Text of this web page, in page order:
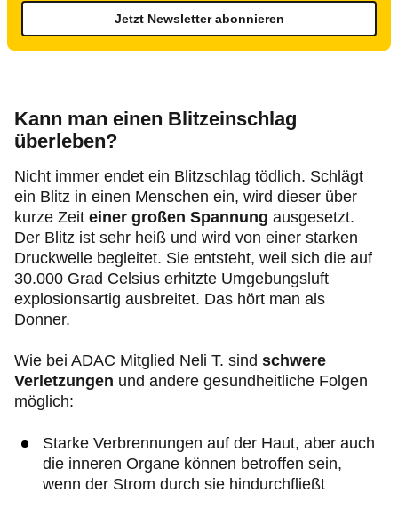
Jetzt Newsletter abonnieren
Kann man einen Blitzeinschlag
überleben?
Nicht immer endet ein Blitzschlag tödlich. Schlägt
ein Blitz in einen Menschen ein, wird dieser über
kurze Zeit einer großen Spannung ausgesetzt.
Der Blitz ist sehr heiß und wird von einer starken
Druckwelle begleitet. Sie entsteht, weil sich die auf
30.000 Grad Celsius erhitzte Umgebungsluft
explosionsartig ausbreitet. Das hört man als
Donner.
Wie bei ADAC Mitglied Neli T. sind schwere
Verletzungen und andere gesundheitliche Folgen
möglich:
Starke Verbrennungen auf der Haut, aber auch
die inneren Organe können betroffen sein,
wenn der Strom durch sie hindurchfließt